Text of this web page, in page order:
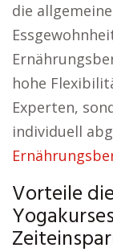
die
hohe
Experten,
individuell
Vorteile